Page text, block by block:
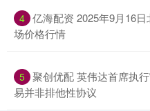
4 亿海配资 2025年9月16
场价格行情
5 聚创优配 英伟达首席执
易并非排他性协议